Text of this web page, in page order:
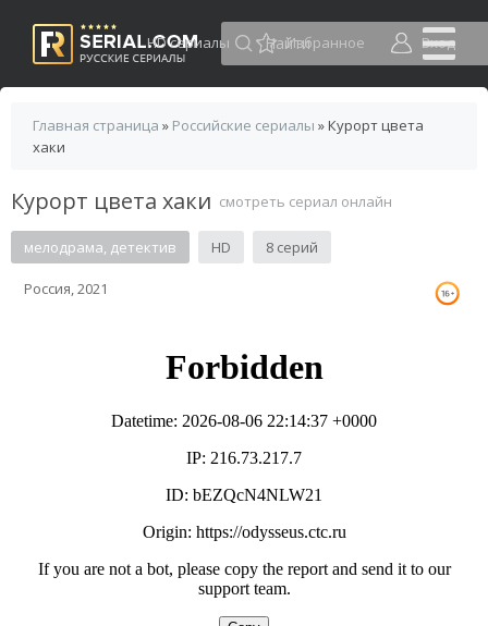
HD сериалы Избранное Вход
Главная страница » Российские сериалы » Курорт цвета
хаки
Курорт цвета хаки смотреть сериал онлайн
мелодрама, детектив HD 8 серий
Россия, 2021